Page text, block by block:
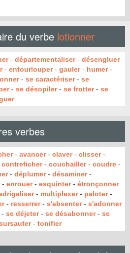
du verbe lotionner
- départementaliser- désengluer
- entourlouper- gauler- humer-
- se caractériser- se
- se désopiler- se frotter- se
verbes
- avancer- claver- clisser-
contreficher- couchailler- coudre -
- déplumer- désaminer-
- enrouer- esquinter- étronçonner
- multiplexer- paloter-
- resserrer- s'absenter- s'adonner
- se déjeter- se désabonner- se
- tonifier